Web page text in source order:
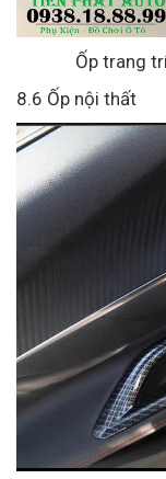
Ốp trang
8.6 Ốp nội thất